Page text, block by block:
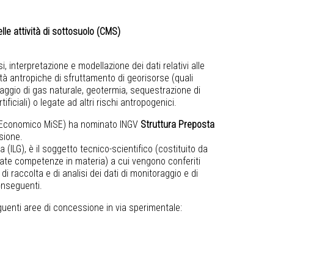
attività di sottosuolo (CMS)
interpretazione e modellazione dei dati relativi alle
antropiche di sfruttamento di georisorse (quali
di gas naturale, geotermia, sequestrazione di
o legate ad altri rischi antropogenici.
MiSE) ha nominato INGV Struttura Preposta
(ILG), è il soggetto tecnico-scientifico (costituito da
competenze in materia) a cui vengono conferiti
raccolta e di analisi dei dati di monitoraggio e di
aree di concessione in via sperimentale: